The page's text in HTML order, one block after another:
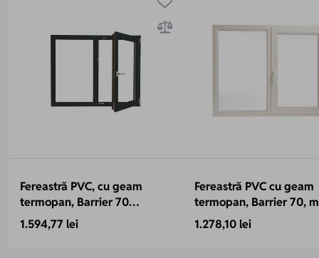
Fereastră PVC, cu geam
termopan, Barrier 70
antracit, 1460x1160 mm, 2
canate, protectie solara,
1.594,77 lei
Fereastră PVC cu geam
termopan, Barrier 70,
Toulon,1460x1160 mm,
70 mm, 2 canate, sticlă
1.278,10 lei